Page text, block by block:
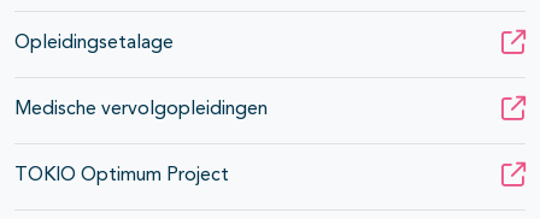
Opleidingsetalage
Medische vervolgopleidingen
TOKIO Optimum Project